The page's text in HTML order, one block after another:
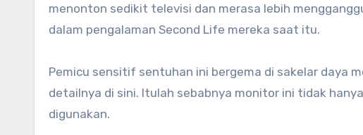
menonton sedikit televisi dan merasa lebih
dalam pengalaman Second Life mereka saat itu.
Pemicu sensitif sentuhan ini bergema di sakelar daya
detailnya di sini. Itulah sebabnya monitor ini tidak
digunakan.